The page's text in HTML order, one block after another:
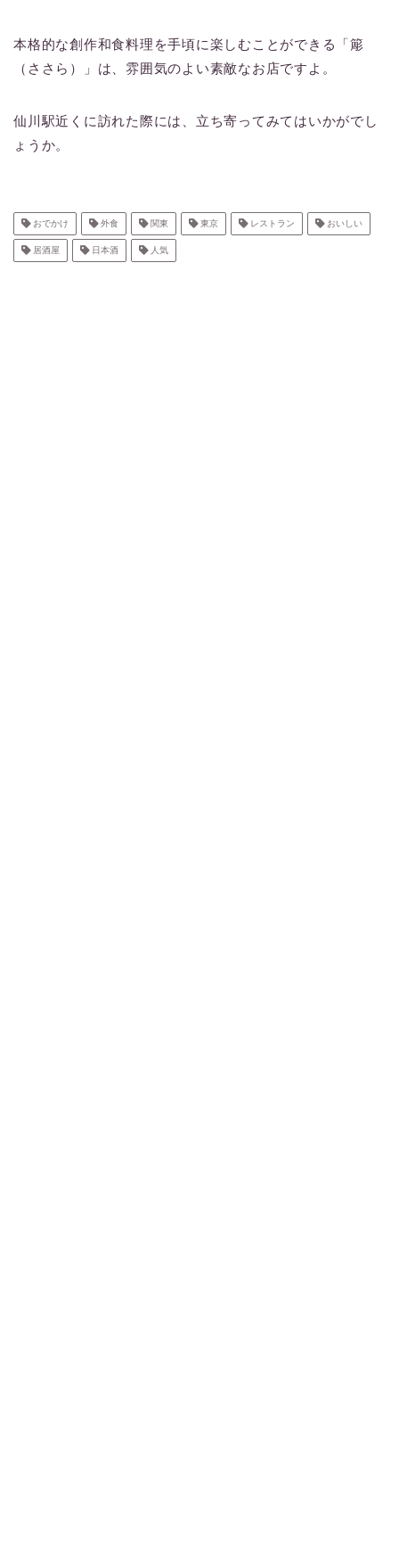
本格的な創作和食料理を手頃に楽しむことができる「簓
（ささら）」は、雰囲気のよい素敵なお店ですよ。
仙川駅近くに訪れた際には、立ち寄ってみてはいかがでし
ょうか。
おでかけ 外食 関東 東京 レストラン おいしい
居酒屋 日本酒 人気